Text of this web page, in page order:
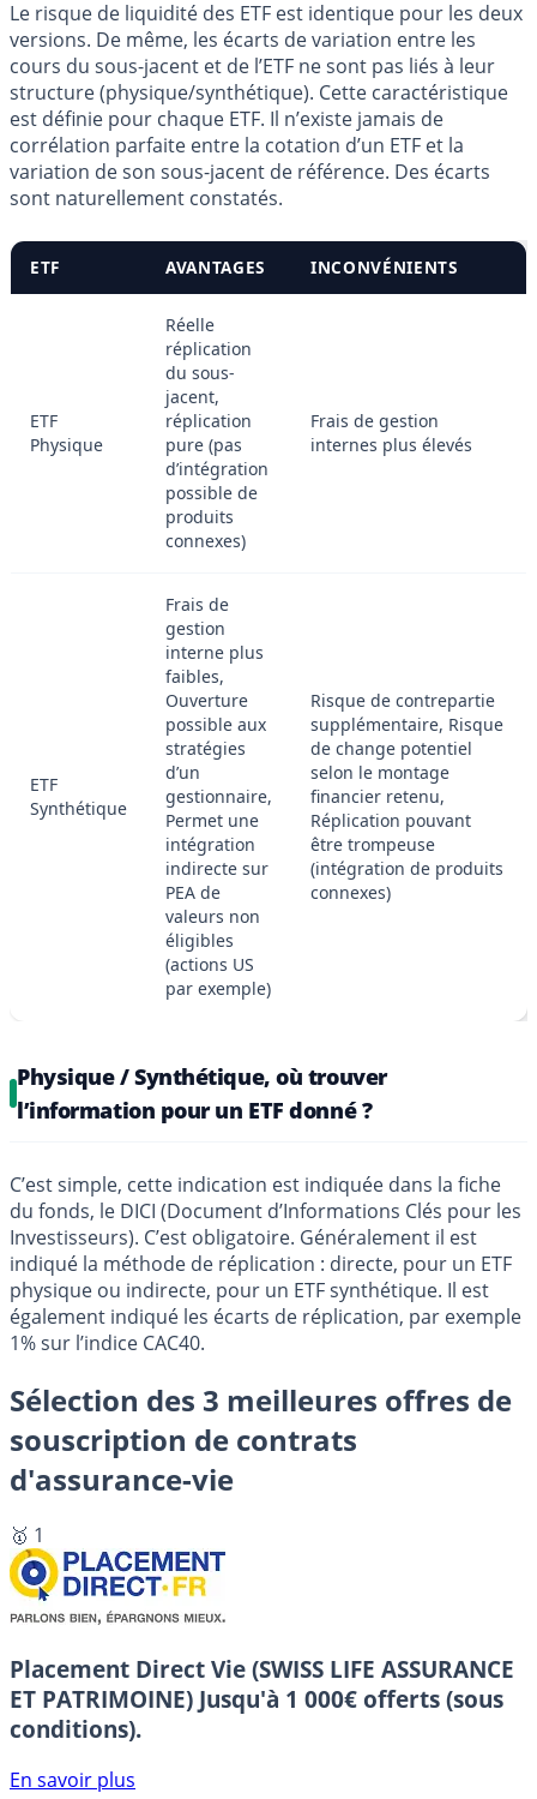
Le risque de liquidité des ETF est identique pour les deux
versions. De même, les écarts de variation entre les
cours du sous-jacent et de l’ETF ne sont pas liés à leur
structure (physique/synthétique). Cette caractéristique
est définie pour chaque ETF. Il n’existe jamais de
corrélation parfaite entre la cotation d’un ETF et la
variation de son sous-jacent de référence. Des écarts
sont naturellement constatés.
ETF AVANTAGES INCONVÉNIENTS
ETF
Physique
Réelle
réplication
du sous-
jacent,
réplication
pure (pas
d’intégration
possible de
produits
connexes)
Frais de gestion
internes plus élevés
ETF
Synthétique
Frais de
gestion
interne plus
faibles,
Ouverture
possible aux
stratégies
d’un
gestionnaire,
Permet une
intégration
indirecte sur
PEA de
valeurs non
éligibles
(actions US
par exemple)
Risque de contrepartie
supplémentaire, Risque
de change potentiel
selon le montage
financier retenu,
Réplication pouvant
être trompeuse
(intégration de produits
connexes)
Physique / Synthétique, où trouver
l’information pour un ETF donné ?
C’est simple, cette indication est indiquée dans la fiche
du fonds, le DICI (Document d’Informations Clés pour les
Investisseurs). C’est obligatoire. Généralement il est
indiqué la méthode de réplication : directe, pour un ETF
physique ou indirecte, pour un ETF synthétique. Il est
également indiqué les écarts de réplication, par exemple
1% sur l’indice CAC40.
Sélection des 3 meilleures offres de
souscription de contrats
d'assurance-vie
🥇 1
Placement Direct Vie (SWISS LIFE ASSURANCE
ET PATRIMOINE) Jusqu'à 1 000€ offerts (sous
conditions).
En savoir plus